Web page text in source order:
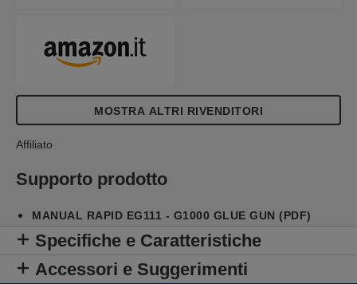
MOSTRA ALTRI RIVENDITORI
Affiliato
Supporto prodotto
MANUAL RAPID EG111 - G1000 GLUE GUN (PDF)
Specifiche e Caratteristiche
Accessori e Suggerimenti